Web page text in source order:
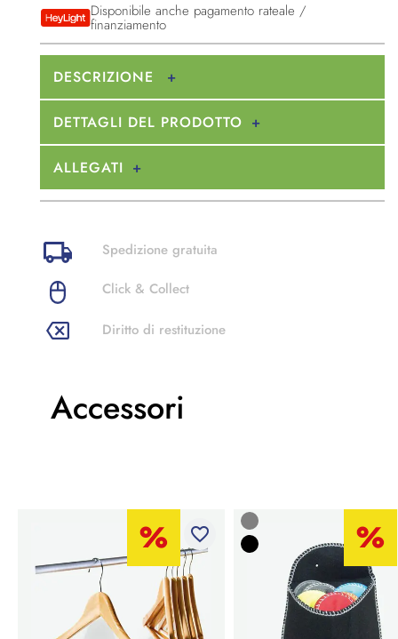
Disponibile anche pagamento rateale /
finanziamento
DESCRIZIONE
DETTAGLI DEL PRODOTTO
ALLEGATI
Spedizione gratuita
Click & Collect
Diritto di restituzione
Accessori
favorite_border